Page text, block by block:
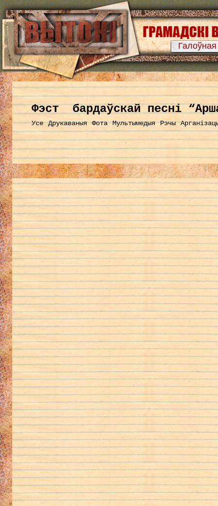
Галоўная
Фэст бардаўскай песні
Усе Друкаваныя Фота Мультымедыя Рэчы